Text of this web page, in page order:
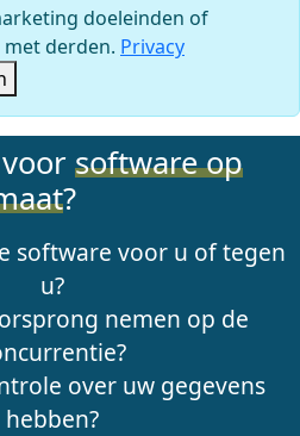
doeleinden of
met derden. Privacy
software op
?
software voor u of tegen
u?
nemen op de
over uw gegevens
hebben?